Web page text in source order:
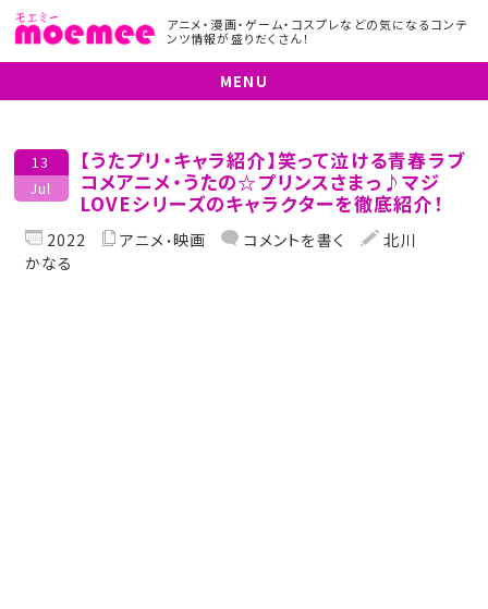
アニメ・漫画・ゲーム・コスプレなどの気になるコンテ
ンツ情報が盛りだくさん！
MENU
13
Jul
【うたプリ・キャラ紹介】笑って泣ける青春ラブ
コメアニメ・うたの☆プリンスさまっ♪マジ
LOVEシリーズのキャラクターを徹底紹介！
2022 アニメ 映画 コメントを書く
北川
かなる